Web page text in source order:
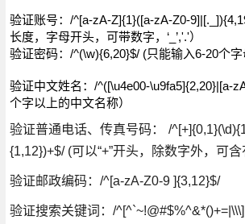
验证账号： /^[a-zA-Z]{1}([a-zA-Z0-
长度，字母开头，可带数字，‘_’,'.'）
验证密码： /^(\w){6,20}$/ (只能输入6-20个
验证中文姓名： /^([\u4e00-\u9fa5]{2,20}|[a-
个字以上的中文名称）
验证普通电话、传真号码：
/
{1,12})+$/ (可以“+”开头，除数字外，可含
验证邮政编码： /^[a-zA-Z0-9 ]{3,12}$/
验证搜索关键词：
/